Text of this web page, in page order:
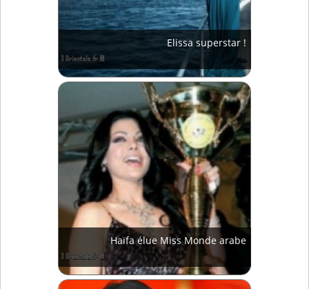
Elissa superstar !
Haïfa élue Miss Monde arabe